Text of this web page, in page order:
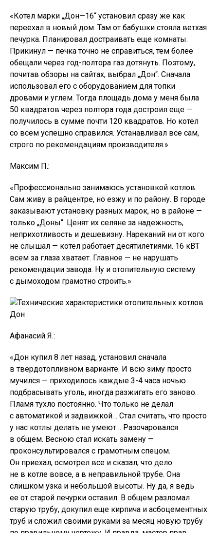
«Котел марки „Дон—16“ установил сразу же как
переехал в новый дом. Там от бабушки стояла ветхая
печурка. Планировал достраивать еще комнаты.
Прикинул — печка точно не справиться, тем более
обещали через год-полтора газ дотянуть. Поэтому,
почитав обзоры на сайтах, выбрал „Дон“. Сначала
использовал его с оборудованием для топки
дровами и углем. Тогда площадь дома у меня была
50 квадратов через полтора года достроил еще —
получилось в сумме почти 120 квадратов. Но котел
со всем успешно справился. Устанавливал все сам,
строго по рекомендациям производителя.»
Максим П.:
«Профессионально занимаюсь установкой котлов.
Сам живу в райцентре, но езжу и по району. В городе
заказывают установку разных марок, но в районе —
только „Доны“. Ценят их селяне за надежность,
неприхотливость и дешевизну. Нареканий ни от кого
не слышал — котел работает десятилетиями. 16 кВТ
всем за глаза хватает. Главное — не нарушать
рекомендации завода. Ну и отопительную систему
с дымоходом грамотно строить.»
Афанасий Я.:
«Дон купил 8 лет назад, установил сначала
в твердотопливном варианте. И всю зиму просто
мучился — приходилось каждые 3-4 часа ночью
подбрасывать уголь, иногда разжигать его заново.
Пламя тухло постоянно. Что только не делал
с автоматикой и задвижкой… Стал считать, что просто
у нас котлы делать не умеют… Разочаровался
в общем. Весною стал искать замену —
проконсультировался с грамотным спецом.
Он приехал, осмотрел все и сказал, что дело
не в котле вовсе, а в неправильной трубе. Она
слишком узка и небольшой высоты. Ну да, я ведь
ее от старой печурки оставил. В общем разломал
старую трубу, докупил еще кирпича и асбоцементных
труб и сложил своими руками за месяц новую трубу